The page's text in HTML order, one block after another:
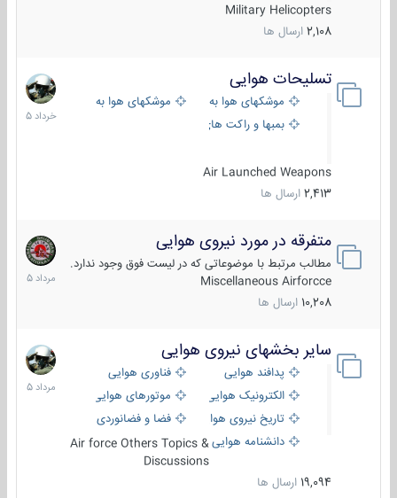
Military Helicopters
2,108 ارسال ها
تسلیحات هوایی
موشکهای هوا به هوا
موشکهای هوا به سطح
بمبها و راکت های هوایی
Air Launched Weapons
2,413 ارسال ها
30
خرداد
1405
متفرقه در مورد نیروی هوایی
مطالب مرتبط با موضوعاتی که در لیست فوق وجود ندارد.
Miscellaneous Airforcce
10,208 ارسال ها
7
مرداد
1405
سایر بخشهای نیروی هوایی
پدافند هوایی
فناوری هوایی
الکترونیک هوایی
موتورهای هوایی
تاریخ نیروی هوایی
فضا و فضانوردی
دانشنامه هواییAir force Others Topics &
Discussions
19,094 ارسال ها
2
مرداد
1405